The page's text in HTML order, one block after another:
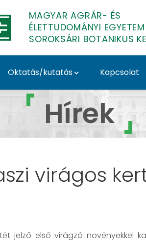
MAGYAR AGRÁR- ÉS
ÉLETTUDOMÁNYI EGYETEM
SOROKSÁRI BOTANIKUS
Oktatás/kutatás Kapcsolat
Hírek
virágos
jelző első virágzó növényekkel